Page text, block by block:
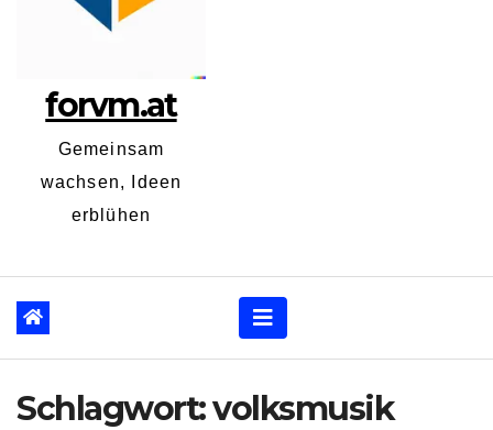
forvm.at
Gemeinsam
wachsen, Ideen
erblühen
Schlagwort:volksmusik